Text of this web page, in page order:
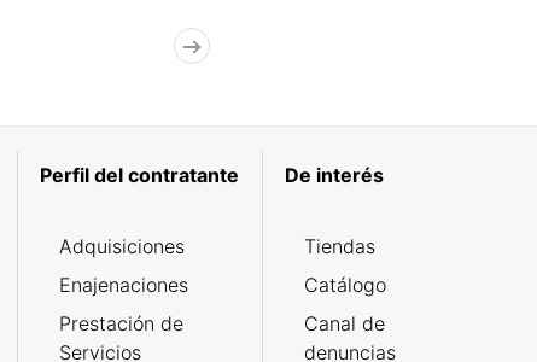
Perfil del contratante
Adquisiciones
Enajenaciones
Prestación de
Servicios
De interés
Tiendas
Catálogo
Canal de
denuncias